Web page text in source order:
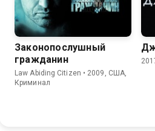
Законопослушный
гражданин
Law Abiding Citizen • 2009, США,
Криминал